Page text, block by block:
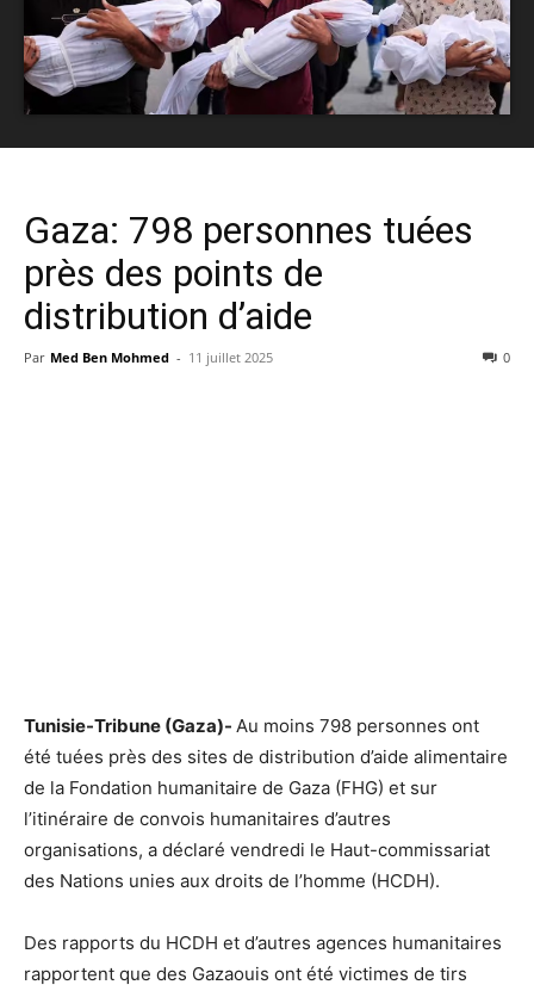
Gaza: 798 personnes tuées
près des points de
distribution d’aide
Par Med Ben Mohmed - 11 juillet 2025 0
Tunisie-Tribune (Gaza)- Au moins 798 personnes ont
été tuées près des sites de distribution d’aide alimentaire
de la Fondation humanitaire de Gaza (FHG) et sur
l’itinéraire de convois humanitaires d’autres
organisations, a déclaré vendredi le Haut-commissariat
des Nations unies aux droits de l’homme (HCDH).
Des rapports du HCDH et d’autres agences humanitaires
rapportent que des Gazaouis ont été victimes de tirs